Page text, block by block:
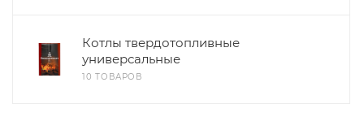
Котлы твердотопливные
универсальные
10 ТОВАРОВ